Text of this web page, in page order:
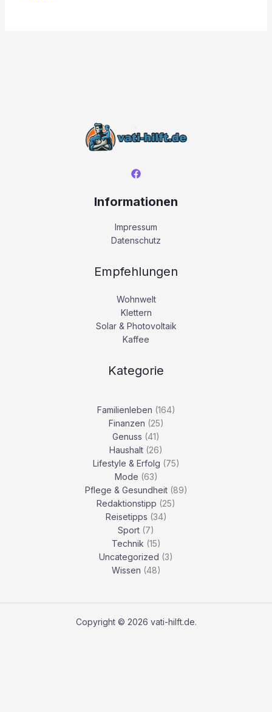
Informationen
Impressum
Datenschutz
Empfehlungen
Wohnwelt
Klettern
Solar & Photovoltaik
Kaffee
Kategorie
Familienleben (164)
Finanzen (25)
Genuss (41)
Haushalt (26)
Lifestyle & Erfolg (75)
Mode (63)
Pflege & Gesundheit(89)
Redaktionstipp (25)
Reisetipps (34)
Sport (7)
Technik (15)
Uncategorized (3)
Wissen (48)
Copyright © 2026 vati-hilft.de.